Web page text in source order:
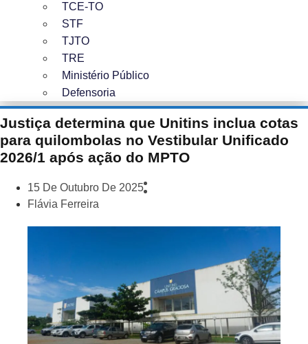
TCE-TO
STF
TJTO
TRE
Ministério Público
Defensoria
Justiça determina que Unitins inclua cotas
para quilombolas no Vestibular Unificado
2026/1 após ação do MPTO
15 De Outubro De 2025
Flávia Ferreira